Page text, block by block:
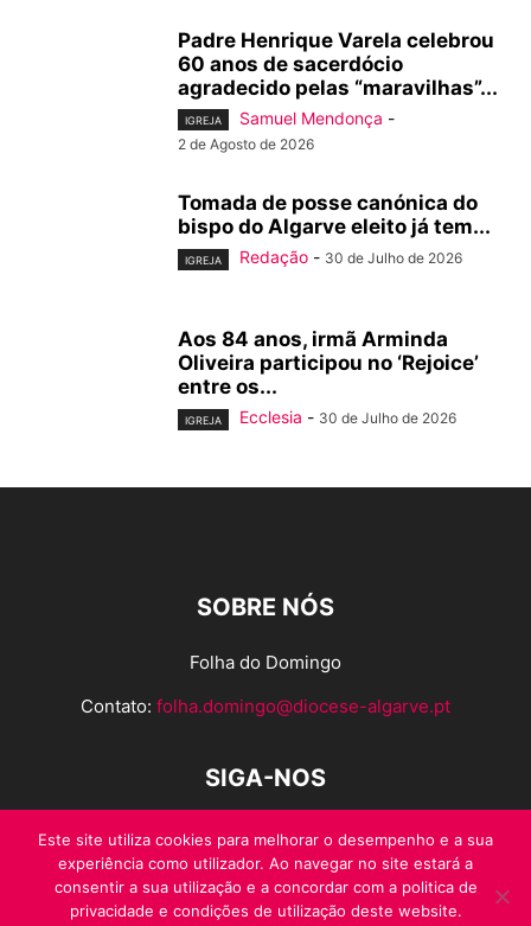
Padre Henrique Varela celebrou
60 anos de sacerdócio
agradecido pelas “maravilhas”...
IGREJA Samuel Mendonça -
2 de Agosto de 2026
Tomada de posse canónica do
bispo do Algarve eleito já tem...
IGREJA Redação - 30 de Julho de 2026
Aos 84 anos, irmã Arminda
Oliveira participou no ‘Rejoice’
entre os...
IGREJA Ecclesia - 30 de Julho de 2026
SOBRE NÓS
Folha do Domingo
Contato: folha.domingo@diocese-algarve.pt
SIGA-NOS
Este site utiliza cookies para melhorar o desempenho e a sua
experiência como utilizador. Ao navegar no site estará a
consentir a sua utilização e a concordar com a politica de
privacidade e condições de utilização deste website.